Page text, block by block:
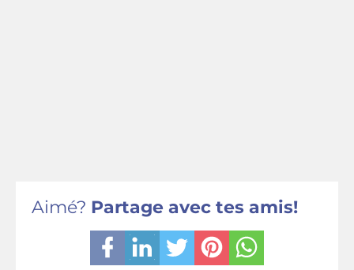
Aimé? Partage avec tes amis!